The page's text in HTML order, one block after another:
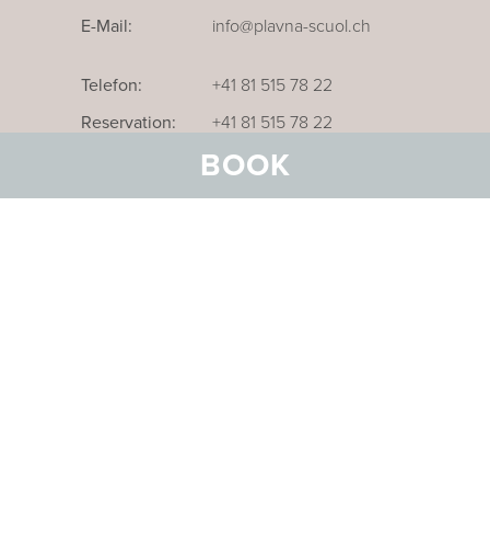
BOOK
E-Mail: info@plavna-scuol.ch
Telefon:
+41 81 515 78 22
Reservation:
+41 81 515 78 22